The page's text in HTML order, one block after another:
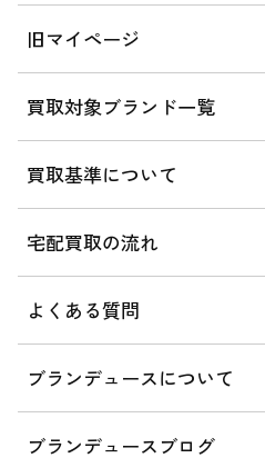
旧マイページ
買取対象ブランド一覧
買取基準について
宅配買取の流れ
よくある質問
ブランデュースについて
ブランデュースブログ